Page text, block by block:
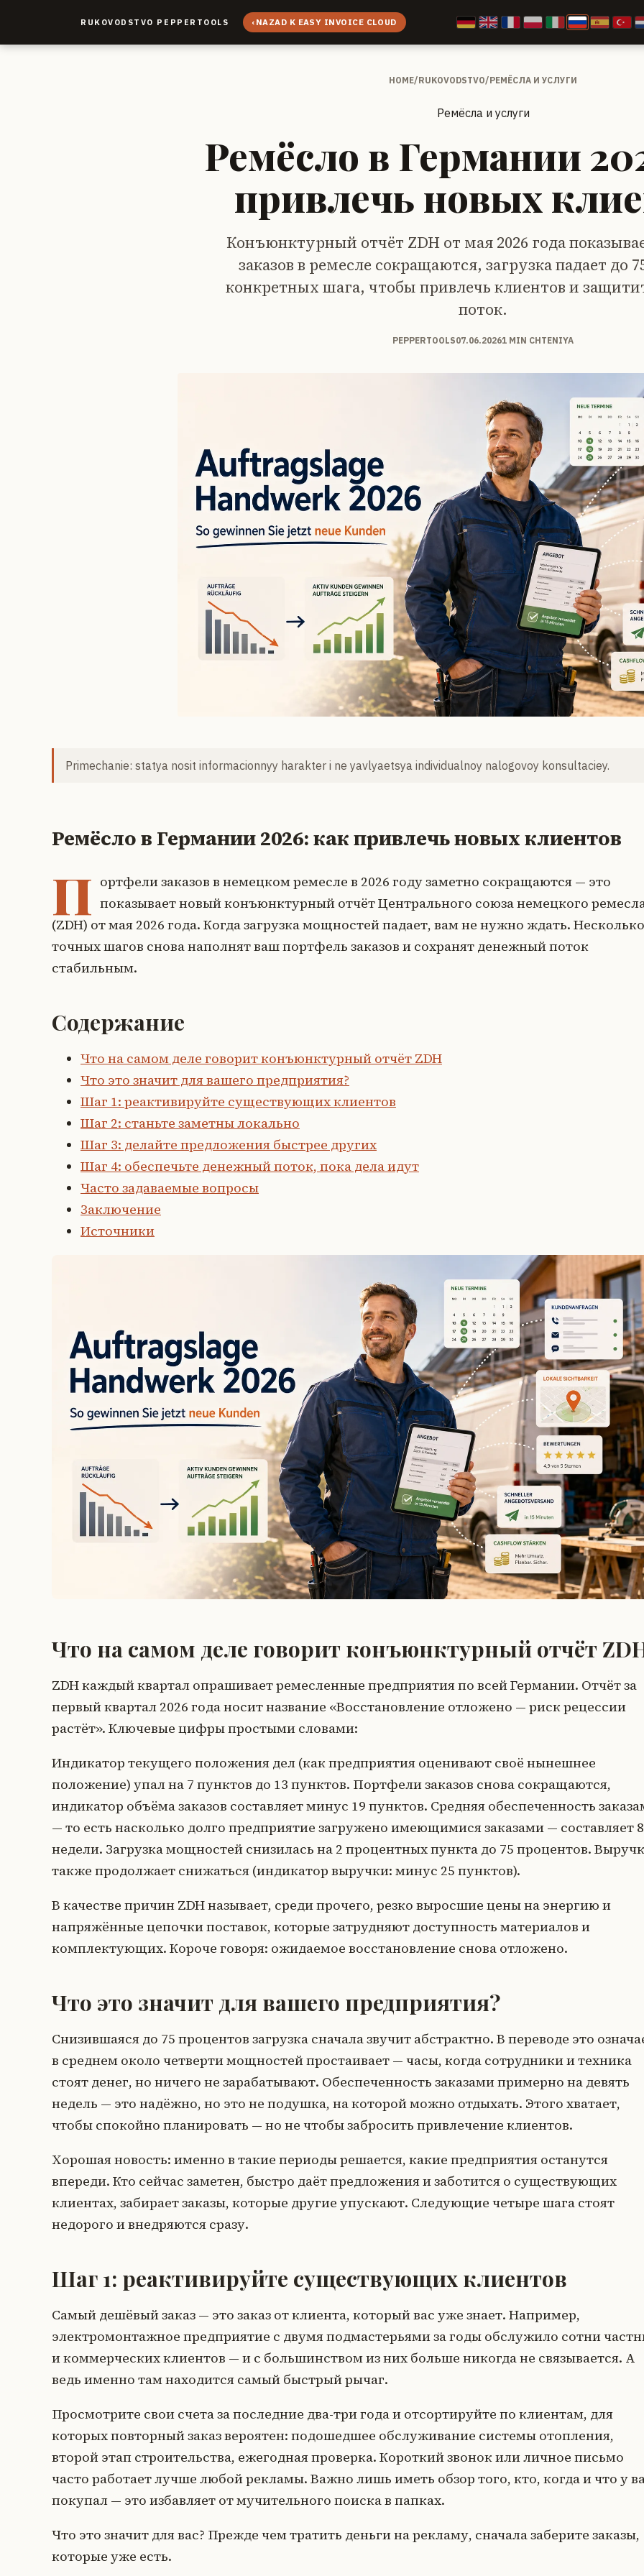
RUKOVODSTVO PEPPERTOOLS ‹ NAZAD K EASY INVOICE CLOUD
HOME/RUKOVODSTVO/РЕМЁСЛА И УСЛУГИ
Ремёсла и услуги
Ремёсло в Германии
привлечь новых
Конъюнктурный отчёт ZDH от мая 2026 года
заказов в ремесле сокращаются, загрузка падает до
конкретных шага, чтобы привлечь клиентов и
поток.
PEPPERTOOLS07.06.20261 MIN CHTENIYA
Primechanie: statya nosit informacionnyy harakter i ne yavlyaetsya individualnoy nalogovoy konsultaciey.
Ремёсло в Германии 2026: как привлечь новых клиентов
П ортфели заказов в немецком ремесле в 2026 году заметно сокращаются — это
показывает новый конъюнктурный отчёт Центрального союза немецкого
(ZDH) от мая 2026 года. Когда загрузка мощностей падает, вам не нужно ждать. Несколько
точных шагов снова наполнят ваш портфель заказов и сохранят денежный поток
стабильным.
Содержание
Что на самом деле говорит конъюнктурный отчёт ZDH
Что это значит для вашего предприятия?
Шаг 1: реактивируйте существующих клиентов
Шаг 2: станьте заметны локально
Шаг 3: делайте предложения быстрее других
Шаг 4: обеспечьте денежный поток, пока дела идут
Часто задаваемые вопросы
Заключение
Источники
Что на самом деле говорит конъюнктурный отчёт
ZDH каждый квартал опрашивает ремесленные предприятия по всей Германии. Отчёт за
первый квартал 2026 года носит название «Восстановление отложено — риск рецессии
растёт». Ключевые цифры простыми словами:
Индикатор текущего положения дел (как предприятия оценивают своё нынешнее
положение) упал на 7 пунктов до 13 пунктов. Портфели заказов снова сокращаются,
индикатор объёма заказов составляет минус 19 пунктов. Средняя обеспеченность
— то есть насколько долго предприятие загружено имеющимися заказами — составляет
недели. Загрузка мощностей снизилась на 2 процентных пункта до 75 процентов.
также продолжает снижаться (индикатор выручки: минус 25 пунктов).
В качестве причин ZDH называет, среди прочего, резко выросшие цены на энергию и
напряжённые цепочки поставок, которые затрудняют доступность материалов и
комплектующих. Короче говоря: ожидаемое восстановление снова отложено.
Что это значит для вашего предприятия?
Снизившаяся до 75 процентов загрузка сначала звучит абстрактно. В переводе это
в среднем около четверти мощностей простаивает — часы, когда сотрудники и техника
стоят денег, но ничего не зарабатывают. Обеспеченность заказами примерно на девять
недель — это надёжно, но это не подушка, на которой можно отдыхать. Этого хватает,
чтобы спокойно планировать — но не чтобы забросить привлечение клиентов.
Хорошая новость: именно в такие периоды решается, какие предприятия останутся
впереди. Кто сейчас заметен, быстро даёт предложения и заботится о существующих
клиентах, забирает заказы, которые другие упускают. Следующие четыре шага стоят
недорого и внедряются сразу.
Шаг 1: реактивируйте существующих клиентов
Самый дешёвый заказ — это заказ от клиента, который вас уже знает. Например,
электромонтажное предприятие с двумя подмастерьями за годы обслужило сотни
и коммерческих клиентов — и с большинством из них больше никогда не связывается. А
ведь именно там находится самый быстрый рычаг.
Просмотрите свои счета за последние два-три года и отсортируйте по клиентам, для
которых повторный заказ вероятен: подошедшее обслуживание системы отопления,
второй этап строительства, ежегодная проверка. Короткий звонок или личное письмо
часто работает лучше любой рекламы. Важно лишь иметь обзор того, кто, когда и что у
покупал — это избавляет от мучительного поиска в папках.
Что это значит для вас? Прежде чем тратить деньги на рекламу, сначала заберите заказы,
которые уже есть.